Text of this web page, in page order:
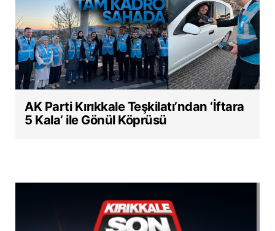
AK Parti Kırıkkale Teşkilatı’ndan ‘İftara
5 Kala’ ile Gönül Köprüsü